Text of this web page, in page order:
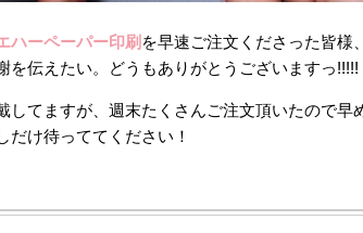
ハーペーパー印刷を早速ご注文くださった皆様
を伝えたい。どうもありがとうございますっ!!!!!
してますが、週末たくさんご注文頂いたので早
け待っててください！